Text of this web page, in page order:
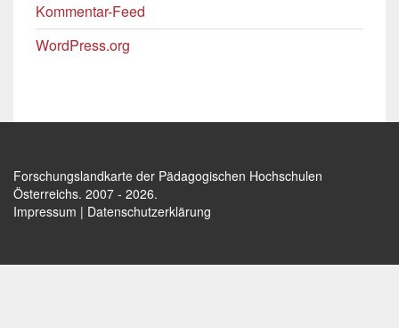
Kommentar-Feed
WordPress.org
Forschungslandkarte der Pädagogischen Hochschulen
Österreichs. 2007 - 2026.
Impressum | Datenschutzerklärung